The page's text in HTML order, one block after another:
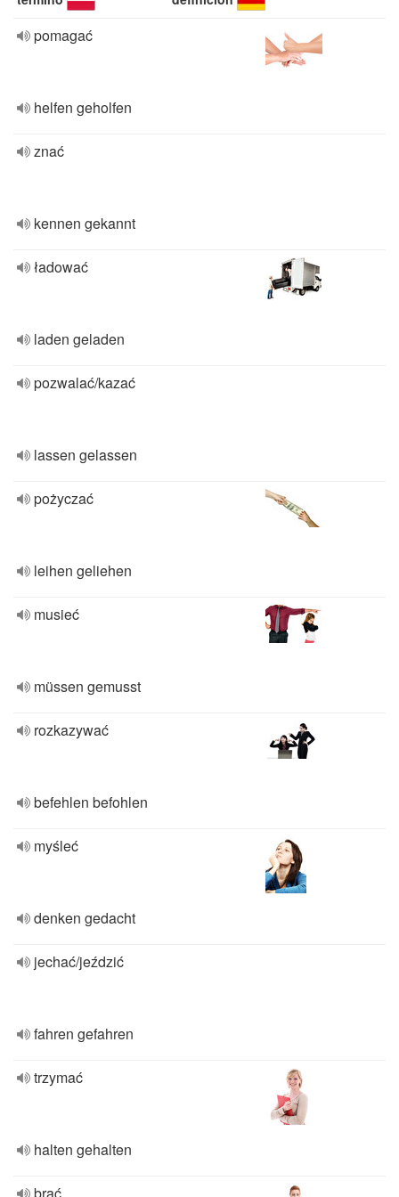
pomagać
helfen geholfen
znać
kennen gekannt
ładować
laden geladen
pozwalać/kazać
lassen gelassen
pożyczać
leihen geliehen
musieć
müssen gemusst
rozkazywać
befehlen befohlen
myśleć
denken gedacht
jechać/jeździć
fahren gefahren
trzymać
halten gehalten